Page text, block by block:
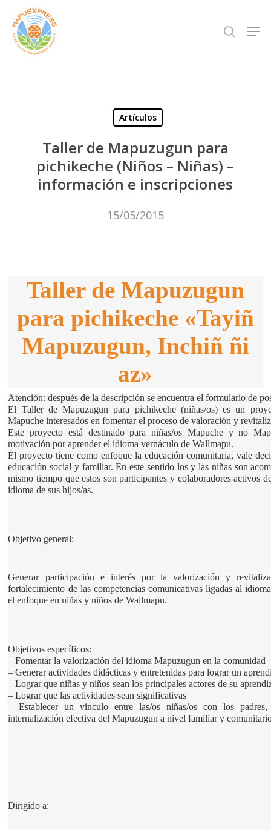
Skip
main
search
Artículos
Taller de Mapuzugun para
pichikeche (Niños – Niñas) –
información e inscripciones
15/05/2015
Taller de Mapuzugun
para pichikeche «Tayiñ
Mapuzugun, Inchiñ ñi
az»
Atención: después de la descripción se encuentra el formulario de
El Taller de Mapuzugun para pichikeche (niñas/os) es un
Mapuche interesados en fomentar el proceso de valoración y
Este proyecto está destinado para niñas/os Mapuche y no
motivación por aprender el idioma vernáculo de Wallmapu.
El proyecto tiene como enfoque la educación comunitaria, vale
educación social y familiar. En este sentido los y las niñas son
mismo tiempo que estos son participantes y colaboradores activos
idioma de sus hijos/as.
Objetivo general:
Generar participación e interés por la valorización y
fortalecimiento de las competencias comunicativas ligadas al
el enfoque en niñas y niños de Wallmapu.
Objetivos específicos:
– Fomentar la valorización del idioma Mapuzugun en la comunidad
– Generar actividades didácticas y entretenidas para lograr un
– Lograr que niñas y niños sean los principales actores de su
– Lograr que las actividades sean significativas
– Establecer un vinculo entre las/os niñas/os con los
internalización efectiva del Mapuzugun a nivel familiar y
Dirigido a:
Close